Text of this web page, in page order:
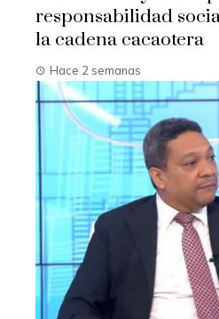
responsabilidad
la cadena cacaotera
Hace 2 semanas